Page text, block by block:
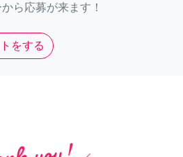
ら応募が来ます！
をする